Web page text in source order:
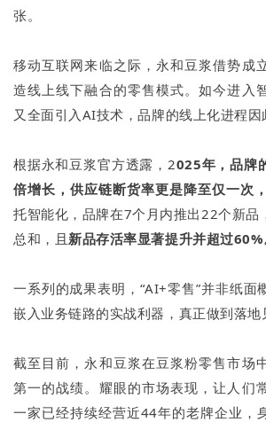
张。
移动互联网来临之际，永和豆浆借势成
造线上线下融合的零售模式。如今进入
又全面引入AI技术，品牌的线上化进程因
根据永和豆浆官方透露，2025年，品牌
倍增长，供应链断货率更是降至仅一次
托智能化，品牌在7个月内推出22个新品
总和，且 新品存活率显著提升并超过60%
一系列的成果表明，“AI+零售”并非纸面
嵌入业务链路的实战利器，真正做到落地
截至目前，永和豆浆在豆浆粉零售市场
第一的战绩。耀眼的市场表现，让人们
一家已经持续经营近44年的老牌企业，